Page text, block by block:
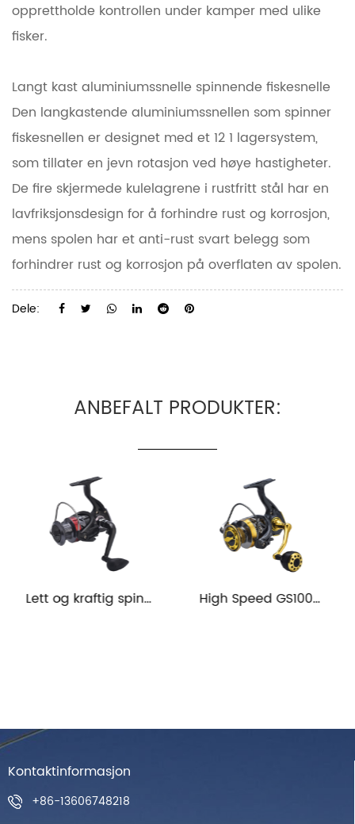
opprettholde kontrollen under kamper med ulike
fisker.
Langt kast aluminiumssnelle spinnende fiskesnelle
Den langkastende aluminiumssnellen som spinner
fiskesnellen er designet med et 12 1 lagersystem,
som tillater en jevn rotasjon ved høye hastigheter.
De fire skjermede kulelagrene i rustfritt stål har en
lavfriksjonsdesign for å forhindre rust og korrosjon,
mens spolen har et anti-rust svart belegg som
forhindrer rust og korrosjon på overflaten av spolen.
Dele:
ANBEFALT PRODUKTER:
Lett og kraftig spinnende fiskesnelle High Speed ​​GS1000-6000 Metal Wire Cup Fiske Spinning Reel
Kontaktinformasjon
+86-13606748218